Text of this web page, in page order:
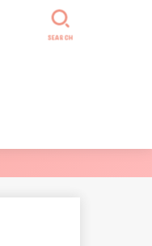
SEARCH